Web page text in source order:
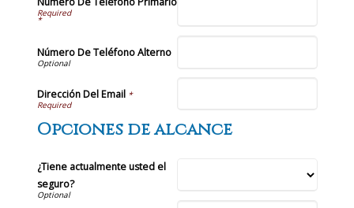
*
Número De Teléfono Alterno
Dirección Del Email *
Opciones de alcance
¿Tiene actualmente usted el
seguro?